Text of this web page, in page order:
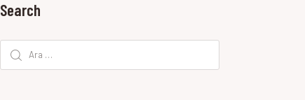
Search
Arama: